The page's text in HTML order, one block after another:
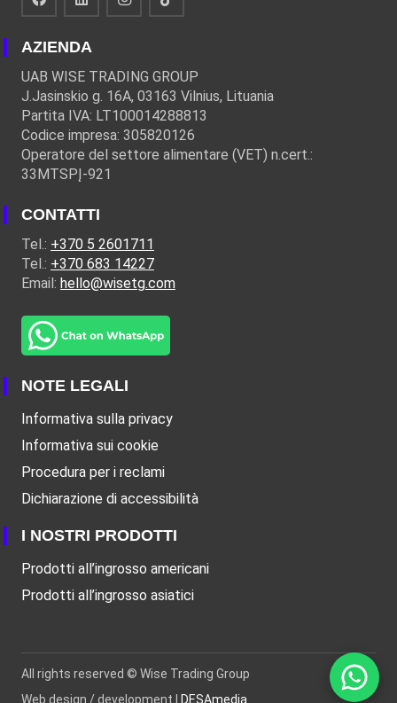
AZIENDA
UAB WISE TRADING GROUP
J.Jasinskio g. 16A, 03163 Vilnius, Lituania
Partita IVA: LT100014288813
Codice impresa: 305820126
Operatore del settore alimentare (VET) n.cert.:
33MTSPĮ-921
CONTATTI
Tel.: +370 5 2601711
Tel.: +370 683 14227
Email: hello@wisetg.com
NOTE LEGALI
Informativa sulla privacy
Informativa sui cookie
Procedura per i reclami
Dichiarazione di accessibilità
I NOSTRI PRODOTTI
Prodotti all’ingrosso americani
Prodotti all’ingrosso asiatici
All rights reserved © Wise Trading Group
Web design / development |
DESAmedia